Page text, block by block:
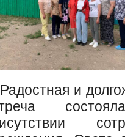
и